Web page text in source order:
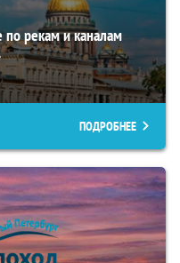
по рекам и каналам
ПОДРОБНЕЕ